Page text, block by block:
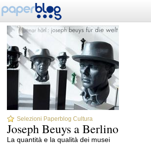
Selezioni Paperblog Cultura
Joseph Beuys a Berlino
La quantità e la qualità dei musei